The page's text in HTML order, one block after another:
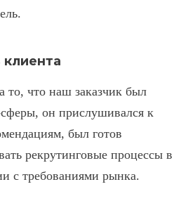
клиента
то, что наш заказчик был
он прислушивался к
был готов
рекрутинговые процессы в
с требованиями рынка.